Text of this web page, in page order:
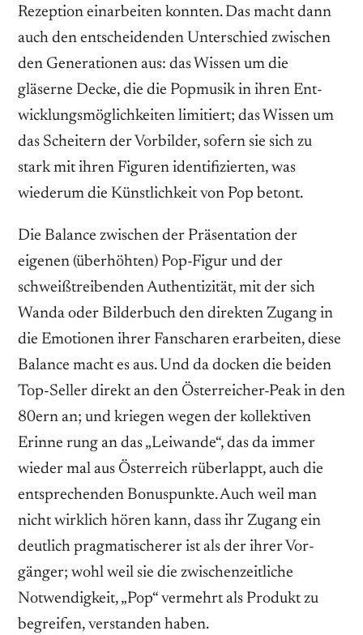
Rezeption einarbeiten konnten. Das macht dann
auch den entscheiden­den Unterschied zwischen
den Genera­tionen aus: das Wissen um die
gläserne Decke, die die Popmusik in ihren Ent­
wicklungsmöglichkeiten limitiert; das Wissen um
das Scheitern der Vorbilder, sofern sie sich zu
stark mit ihren Figu­ren identifizierten, was
wiederum die Künstlichkeit von Pop betont.
Die Balance zwischen der Präsentation der
eigenen (überhöhten) Pop-­Figur und der
schweißtreibenden Authentizi­tät, mit der sich
Wanda oder Bilderbuch den direkten Zugang in
die Emotionen ihrer Fanscharen erarbeiten, diese
Balance macht es aus. Und da docken die beiden
Top-­Seller direkt an den Österreicher­-Peak in den
80ern an; und kriegen wegen der kollektiven
Erinne­ rung an das „Leiwande“, das da immer
wieder mal aus Österreich rüberlappt, auch die
entsprechenden Bonuspunkte. Auch weil man
nicht wirklich hören kann, dass ihr Zugang ein
deutlich pragmatischerer ist als der ihrer Vor­
gänger; wohl weil sie die zwischenzeit­liche
Notwendigkeit, „Pop“ vermehrt als Produkt zu
begreifen, verstanden haben.